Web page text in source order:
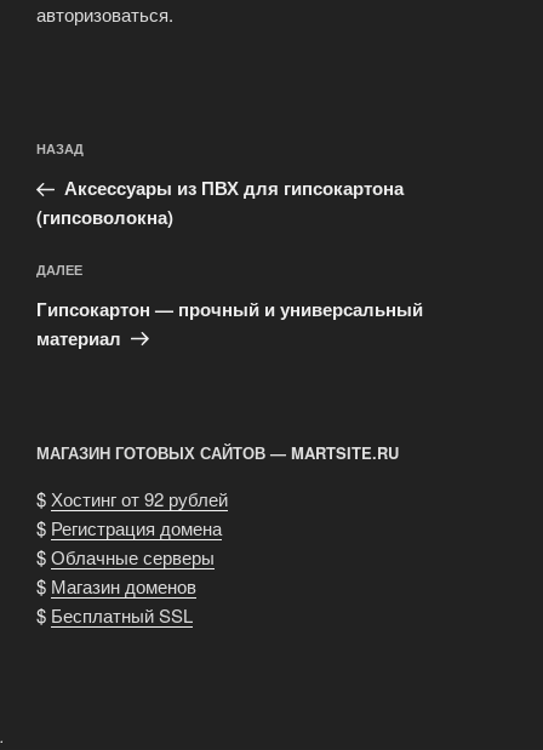
авторизоваться.
по
записям
Предыдущая
запись:
НАЗАД
Аксессуары из ПВХ для гипсокартона
(гипсоволокна)
Следующая
запись
ДАЛЕЕ
Гипсокартон — прочный и универсальный
материал
МАГАЗИН ГОТОВЫХ САЙТОВ — MARTSITE.RU
$Хостинг от 92 рублей
$ Регистрация домена
$Облачные серверы
$ Магазин доменов
$ Бесплатный SSL
.